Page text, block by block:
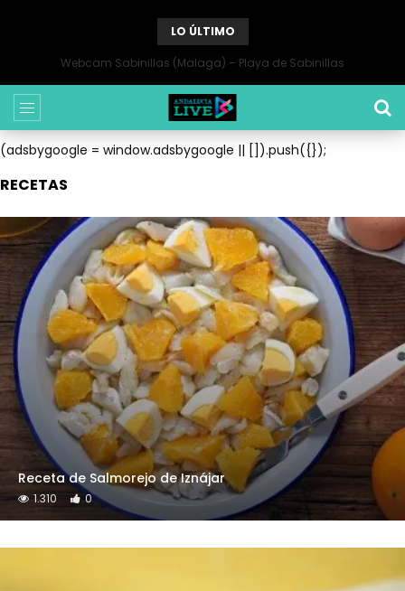
LO ÚLTIMO
Webcam Sabinillas (Malaga) – Playa de Sabinillas
(adsbygoogle = window.adsbygoogle || []).push({});
RECETAS
Receta de Salmorejo de Iznájar
1.310 0